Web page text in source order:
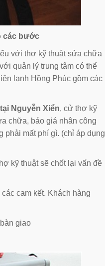
các bước
với thợ kỹ thuật sửa chữa
quản lý trung tâm có thể
lạnh Hồng Phúc gồm các
Nguyễn Xiển, cử thợ kỹ
chữa, báo giá nhân công
phải mất phí gì. (chỉ áp dụng
kỹ thuật sẽ chốt lại vấn đề
cam kết. Khách hàng
giao